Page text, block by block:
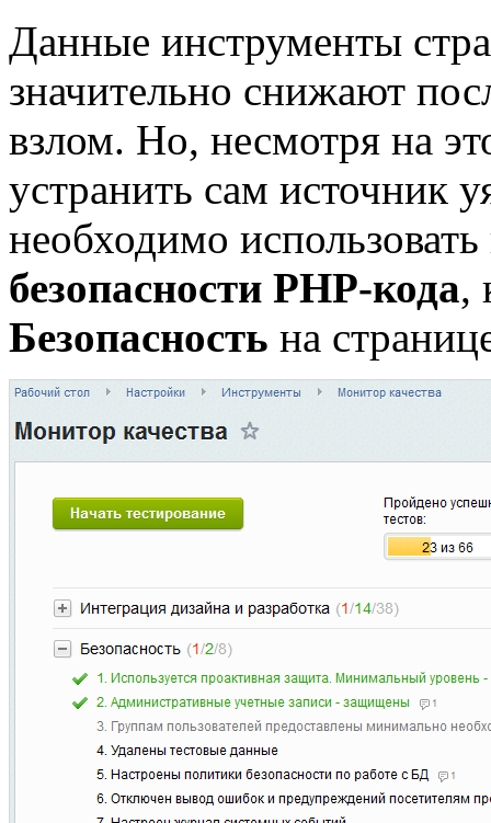
Данные инструменты
значительно снижают
взлом. Но, несмотря на
устранить сам источник
необходимо
безопасности PHP-кода,
Безопасность на